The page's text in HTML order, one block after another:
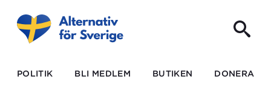
POLITIK BLI MEDLEM BUTIKEN DONERA